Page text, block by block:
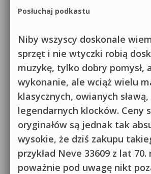
Posłuchaj podkastu
Niby wszyscy doskonale
sprzęt i nie wtyczki robią
muzykę, tylko dobry pomysł,
wykonanie, ale wciąż wielu
klasycznych, owianych sławą,
legendarnych klocków. Ceny
oryginałów są jednak tak
wysokie, że dziś zakupu
przykład Neve 33609 z lat 70.
poważnie pod uwagę nikt